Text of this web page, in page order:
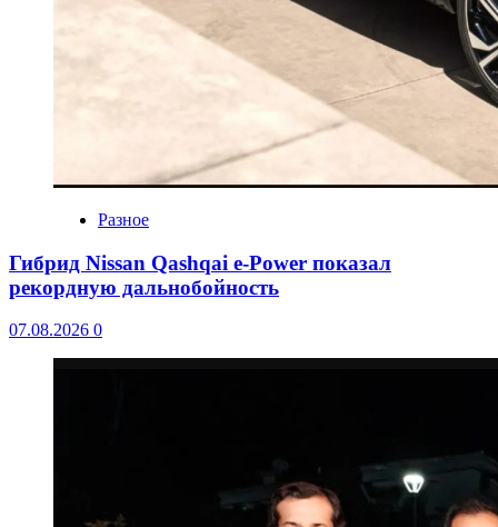
Разное
Гибрид Nissan Qashqai e-Power показал
рекордную дальнобойность
07.08.2026 0